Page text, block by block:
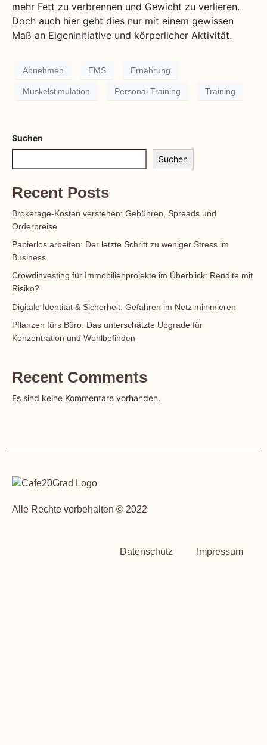
mehr Fett zu verbrennen und Gewicht zu verlieren.
Doch auch hier geht dies nur mit einem gewissen
Maß an Eigeninitiative und körperlicher Aktivität.
Abnehmen EMS Ernährung
Muskelstimulation Personal Training Training
Suchen
Suchen
Recent Posts
Brokerage-Kosten verstehen: Gebühren, Spreads und
Orderpreise
Papierlos arbeiten: Der letzte Schritt zu weniger Stress im
Business
Crowdinvesting für Immobilienprojekte im Überblick: Rendite mit
Risiko?
Digitale Identität & Sicherheit: Gefahren im Netz minimieren
Pflanzen fürs Büro: Das unterschätzte Upgrade für
Konzentration und Wohlbefinden
Recent Comments
Es sind keine Kommentare vorhanden.
Alle Rechte vorbehalten © 2022
Datenschutz Impressum